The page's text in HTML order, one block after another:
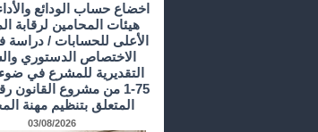
اخضاع حساب الودائع
هيئات المحامين لرقابة
الأعلى للحسابات / دراسة
الاختصاص الدستوري
التقديرية للمشرع في
المتعلق بتنظيم مهنة
03/08/2026